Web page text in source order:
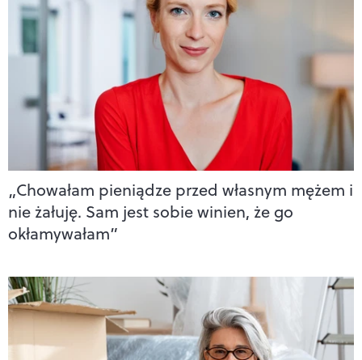
„Chowałam pieniądze przed własnym mężem i
nie żałuję. Sam jest sobie winien, że go
okłamywałam”